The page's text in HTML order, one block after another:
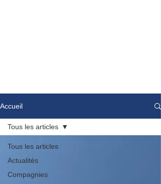
Accueil
Tous les articles
Actualités
Compagnies
Tous les articles